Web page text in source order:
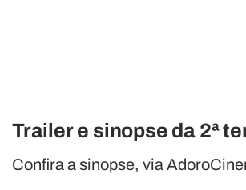
Trailer e sinopse da 2ª
Confira a sinopse, via